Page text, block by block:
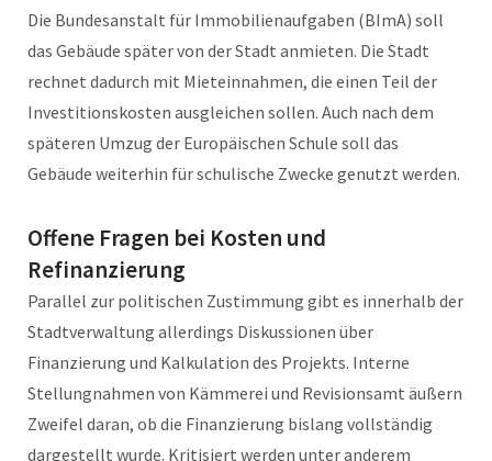
Die Bundesanstalt für Immobilienaufgaben (BImA) soll
das Gebäude später von der Stadt anmieten. Die Stadt
rechnet dadurch mit Mieteinnahmen, die einen Teil der
Investitionskosten ausgleichen sollen. Auch nach dem
späteren Umzug der Europäischen Schule soll das
Gebäude weiterhin für schulische Zwecke genutzt werden.
Offene Fragen bei Kosten und
Refinanzierung
Parallel zur politischen Zustimmung gibt es innerhalb der
Stadtverwaltung allerdings Diskussionen über
Finanzierung und Kalkulation des Projekts. Interne
Stellungnahmen von Kämmerei und Revisionsamt äußern
Zweifel daran, ob die Finanzierung bislang vollständig
dargestellt wurde. Kritisiert werden unter anderem